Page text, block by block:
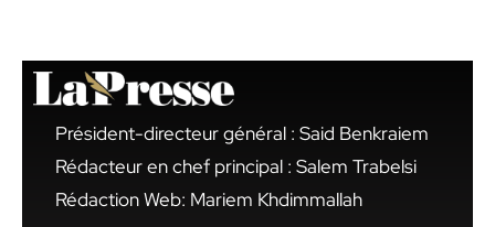
Président-directeur général : Said Benkraiem
Rédacteur en chef principal : Salem Trabelsi
Rédaction Web: Mariem Khdimmallah